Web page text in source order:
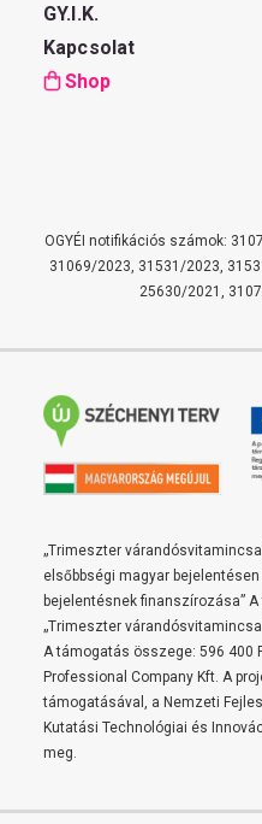
GY.I.K.
Kapcsolat
Shop
OGYÉI notifikációs számok:
31069/2023, 31531/2023,
25630/2021,
„Trimeszter
elsőbbségi magyar
bejelentésnek finanszírozása”
„Trimeszter
A támogatás összege: 596 400
Professional Company Kft. A
támogatásával, a Nemzeti
Kutatási Technológiai és
meg.